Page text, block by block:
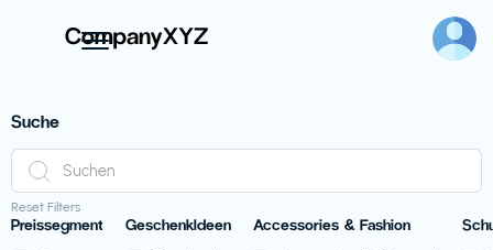
Suche
Reset Filters
Preissegment
GeschenkIdeen
Accessories & Fashion